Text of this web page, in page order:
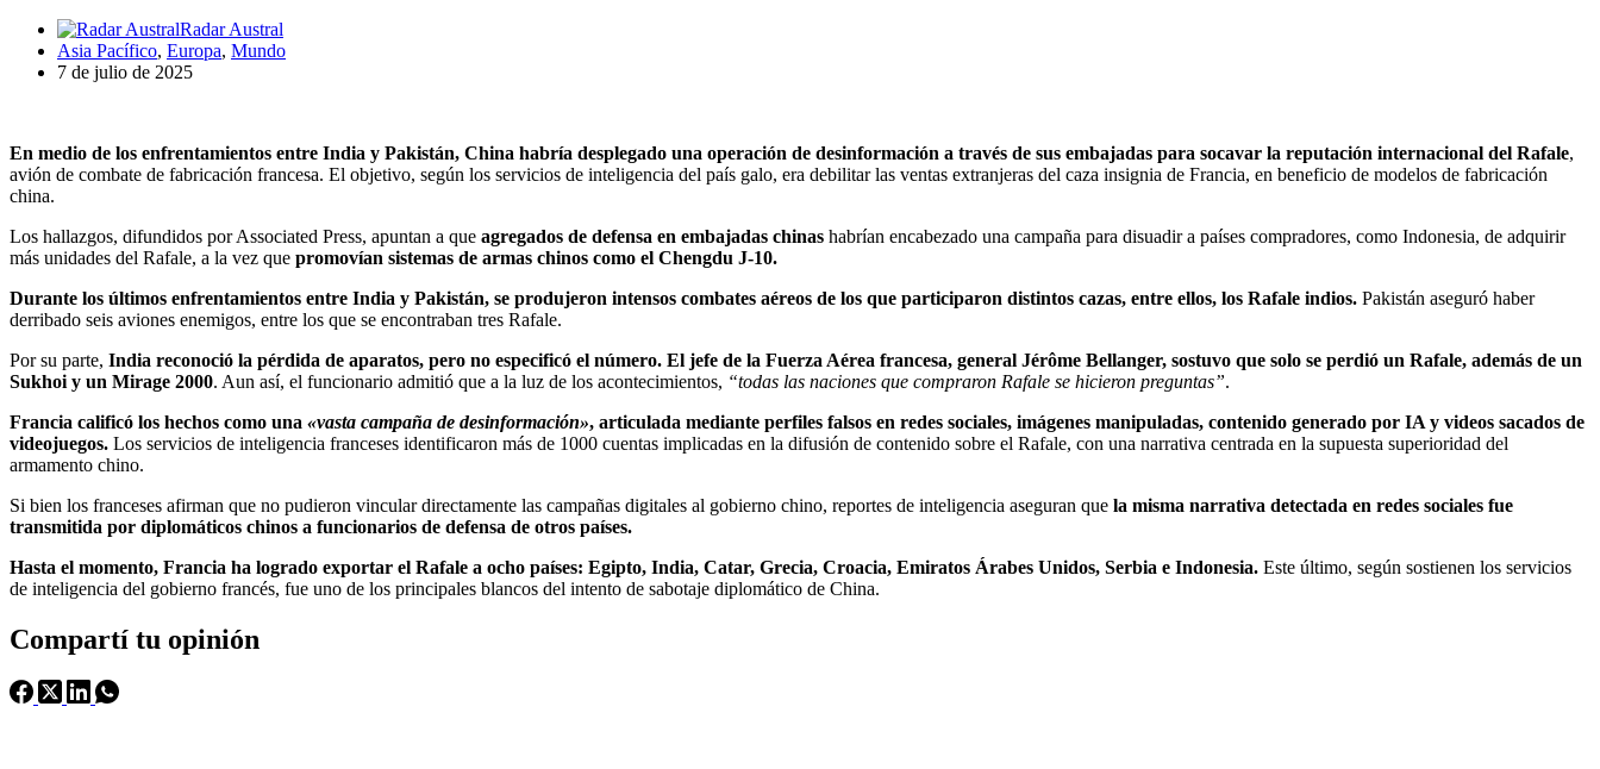
Radar Austral
Asia Pacífico, Europa, Mundo
7 de julio de 2025
En medio de los enfrentamientos entre India y Pakistán, China habría desplegado una operación de desinformación a través de sus embajadas para socavar la reputación internacional del Rafale,
avión de combate de fabricación francesa. El objetivo, según los servicios de inteligencia del país galo, era debilitar las ventas extranjeras del caza insignia de Francia, en beneficio de modelos de fabricación
china.
Los hallazgos, difundidos por Associated Press, apuntan a que agregados de defensa en embajadas chinas habrían encabezado una campaña para disuadir a países compradores, como Indonesia, de adquirir
más unidades del Rafale, a la vez que promovían sistemas de armas chinos como el Chengdu J-10.
Durante los últimos enfrentamientos entre India y Pakistán, se produjeron intensos combates aéreos de los que participaron distintos cazas, entre ellos, los Rafale indios. Pakistán aseguró haber
derribado seis aviones enemigos, entre los que se encontraban tres Rafale.
Por su parte, India reconoció la pérdida de aparatos, pero no especificó el número. El jefe de la Fuerza Aérea francesa, general Jérôme Bellanger, sostuvo que solo se perdió un Rafale, además de un
Sukhoi y un Mirage 2000. Aun así, el funcionario admitió que a la luz de los acontecimientos, “todas las naciones que compraron Rafale se hicieron preguntas”.
Francia calificó los hechos como una «vasta campaña de desinformación», articulada mediante perfiles falsos en redes sociales, imágenes manipuladas, contenido generado por IA y videos sacados de
videojuegos. Los servicios de inteligencia franceses identificaron más de 1000 cuentas implicadas en la difusión de contenido sobre el Rafale, con una narrativa centrada en la supuesta superioridad del
armamento chino.
Si bien los franceses afirman que no pudieron vincular directamente las campañas digitales al gobierno chino, reportes de inteligencia aseguran que la misma narrativa detectada en redes sociales fue
transmitida por diplomáticos chinos a funcionarios de defensa de otros países.
Hasta el momento, Francia ha logrado exportar el Rafale a ocho países: Egipto, India, Catar, Grecia, Croacia, Emiratos Árabes Unidos, Serbia e Indonesia. Este último, según sostienen los servicios
de inteligencia del gobierno francés, fue uno de los principales blancos del intento de sabotaje diplomático de China.
Compartí tu opinión